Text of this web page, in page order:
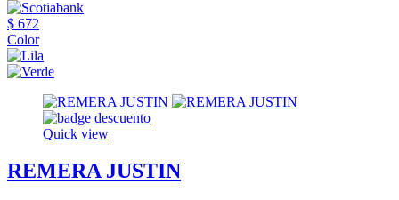
$ 672
Color
Quick view
REMERA JUSTIN